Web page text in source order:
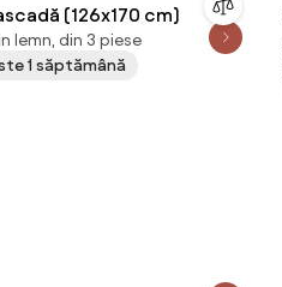
(126x170 cm)
lemn, din 3 piese
1 săptămână